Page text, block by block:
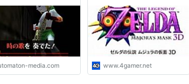
てギターを奏で世界を
AUTOMATON
media.com
NINTENDO 64用ソフトのリ
メイク作
www.4gamer.net